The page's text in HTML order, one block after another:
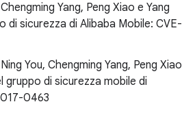
Yang, Peng Xiao e Yang
di sicurezza di Alibaba Mobile: CVE-
You, Chengming Yang, Peng Xiao
gruppo di sicurezza mobile di
0463